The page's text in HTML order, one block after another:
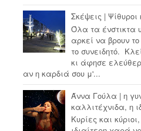
Σκέψεις |
Όλα τα ένστικτα
αρκεί να βρουν
το συνειδητό.
κι άφησε
αν η καρδιά σου μ'...
Άννα Γούλα | η
καλλιτέχνιδα, η
Κυρίες και